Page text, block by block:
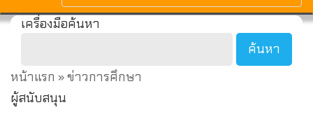
เครื่องมือค้นหา
หน้าแรก » ข่าวการศึกษา
ผู้สนับสนุน